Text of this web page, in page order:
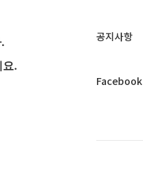
요.
글
공지사항
페
Facebook